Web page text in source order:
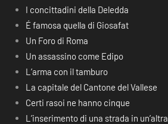
I concittadini della Deledda
É famosa quella di Giosafat
Un Foro di Roma
Un assassino come Edipo
L’arma con il tamburo
La capitale del Cantone del Vallese
Certi rasoi ne hanno cinque
L’inserimento di una strada in un’altra